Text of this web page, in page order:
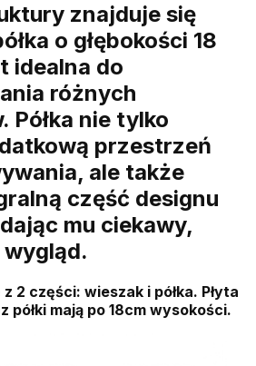
znajduje się
o głębokości 18
idealna do
różnych
Półka nie tylko
przestrzeń
ale także
część designu
mu ciekawy,
2 części: wieszak i półka. Płyta
półki mają po 18cm wysokości.